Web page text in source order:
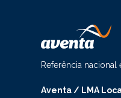
Referência
Aventa / LMA